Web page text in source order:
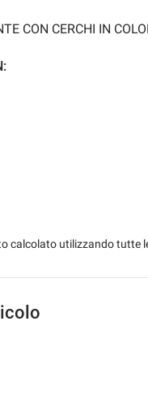
CON CERCHI IN
COMPLETO
UN
calcolato utilizzando tutte